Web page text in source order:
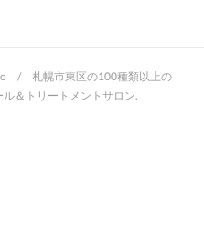
/ 札幌市東区の100種類以上の
＆トリートメントサロン.